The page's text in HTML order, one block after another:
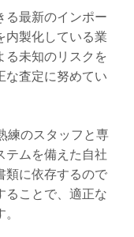
る最新のインポー
内製化している業
未知のリスクを
な査定に努めてい
練のスタッフと専
テムを備えた自社
類に依存するので
ることで、適正な